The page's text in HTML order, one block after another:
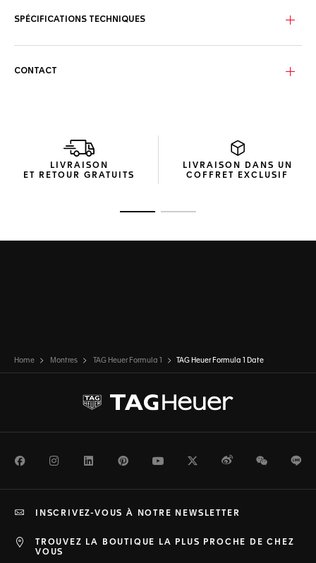
SPÉCIFICATIONS TECHNIQUES
CONTACT
LIVRAISON
ET RETOUR GRATUITS
LIVRAISON DANS UN
COFFRET EXCLUSIF
Home Montres TAG Heuer Formula 1 TAG Heuer Formula 1 Date
FacebookInstagramLinkedInPinterestYoutubeTwitterWeiboWeChat
TROUVEZ LA BOUTIQUE LA PLUS PROCHE DE CHEZ
VOUS
INSCRIVEZ-VOUS À NOTRE NEWSLETTER